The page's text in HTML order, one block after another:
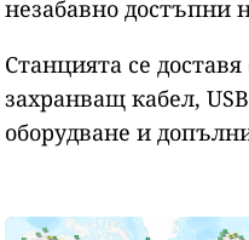
незабавно достъпни
Станцията се
захранващ кабел,
оборудване и